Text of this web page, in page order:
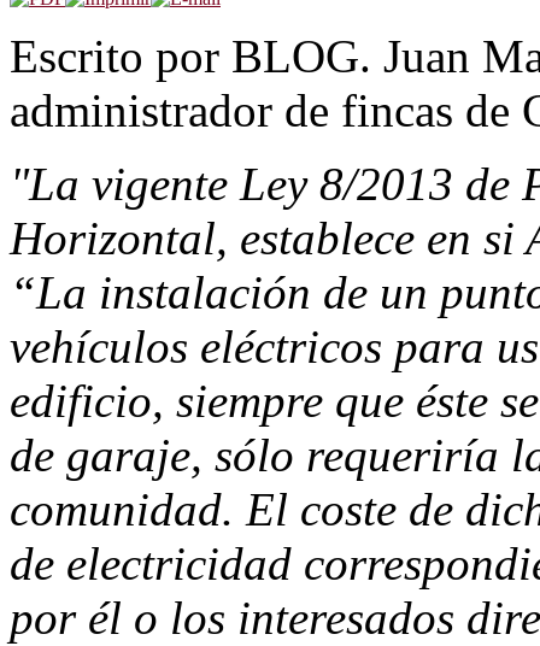
Escrito por BLOG. Juan
administrador de fincas de
"La vigente Ley 8/2013 de
Horizontal, establece en
“La instalación de un
vehículos eléctricos para
edificio, siempre que éste
de garaje, sólo requeriría
comunidad. El coste de
de electricidad
por él o los interesados